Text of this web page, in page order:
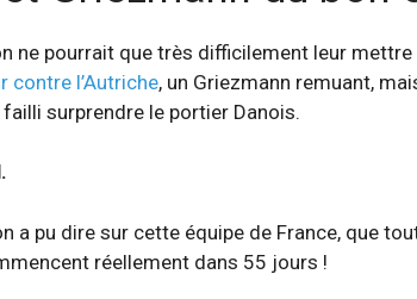
ne pourrait que très difficilement leur
contre l’Autriche, un Griezmann remuant,
surprendre le portier Danois.
a pu dire sur cette équipe de France, que
réellement dans 55 jours !